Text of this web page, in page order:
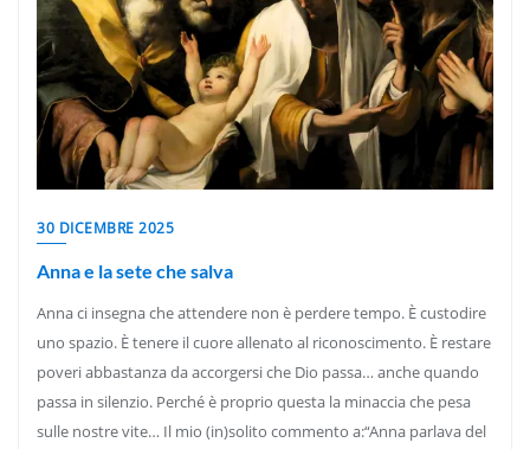
30 DICEMBRE 2025
Anna e la sete che salva
Anna ci insegna che attendere non è perdere tempo. È custodire
uno spazio. È tenere il cuore allenato al riconoscimento. È restare
poveri abbastanza da accorgersi che Dio passa… anche quando
passa in silenzio. Perché è proprio questa la minaccia che pesa
sulle nostre vite… Il mio (in)solito commento a:“Anna parlava del